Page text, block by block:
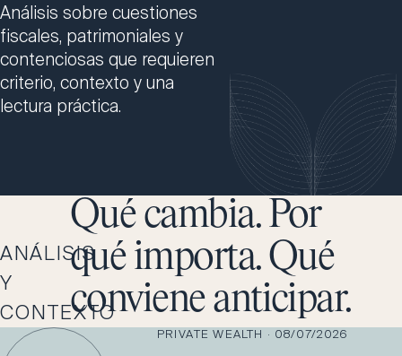
Análisis sobre cuestiones
fiscales, patrimoniales y
contenciosas que requieren
criterio, contexto y una
lectura práctica.
ANÁLISIS
Y
CONTEXTO
Qué cambia. Por
qué importa. Qué
conviene anticipar.
PRIVATE WEALTH · 08/07/2026